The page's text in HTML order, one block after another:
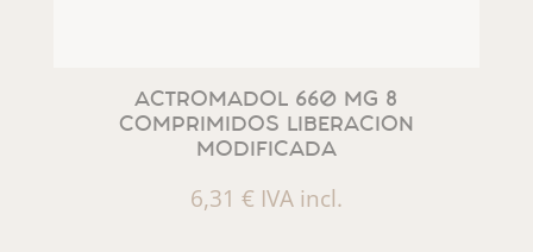
ACTROMADOL 660 MG 8
COMPRIMIDOS LIBERACION
MODIFICADA
6,31 € IVA incl.